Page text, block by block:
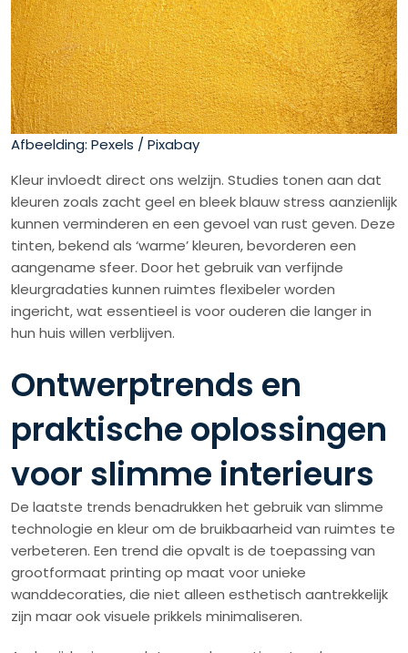
Afbeelding: Pexels / Pixabay
Kleur invloedt direct ons welzijn. Studies tonen aan dat
kleuren zoals zacht geel en bleek blauw stress aanzienlijk
kunnen verminderen en een gevoel van rust geven. Deze
tinten, bekend als ‘warme’ kleuren, bevorderen een
aangename sfeer. Door het gebruik van verfijnde
kleurgradaties kunnen ruimtes flexibeler worden
ingericht, wat essentieel is voor ouderen die langer in
hun huis willen verblijven.
Ontwerptrends en
praktische oplossingen
voor slimme interieurs
De laatste trends benadrukken het gebruik van slimme
technologie en kleur om de bruikbaarheid van ruimtes te
verbeteren. Een trend die opvalt is de toepassing van
grootformaat printing op maat voor unieke
wanddecoraties, die niet alleen esthetisch aantrekkelijk
zijn maar ook visuele prikkels minimaliseren.